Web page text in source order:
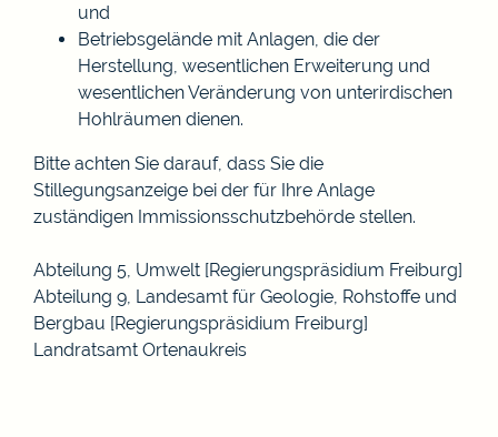
und
Betriebsgelände mit Anlagen, die der
Herstellung, wesentlichen Erweiterung und
wesentlichen Veränderung von unterirdischen
Hohlräumen dienen.
Bitte achten Sie darauf, dass Sie die
Stillegungsanzeige bei der für Ihre Anlage
zuständigen Immissionsschutzbehörde stellen.
Abteilung 5, Umwelt [Regierungspräsidium Freiburg]
Abteilung 9, Landesamt für Geologie, Rohstoffe und
Bergbau [Regierungspräsidium Freiburg]
Landratsamt Ortenaukreis